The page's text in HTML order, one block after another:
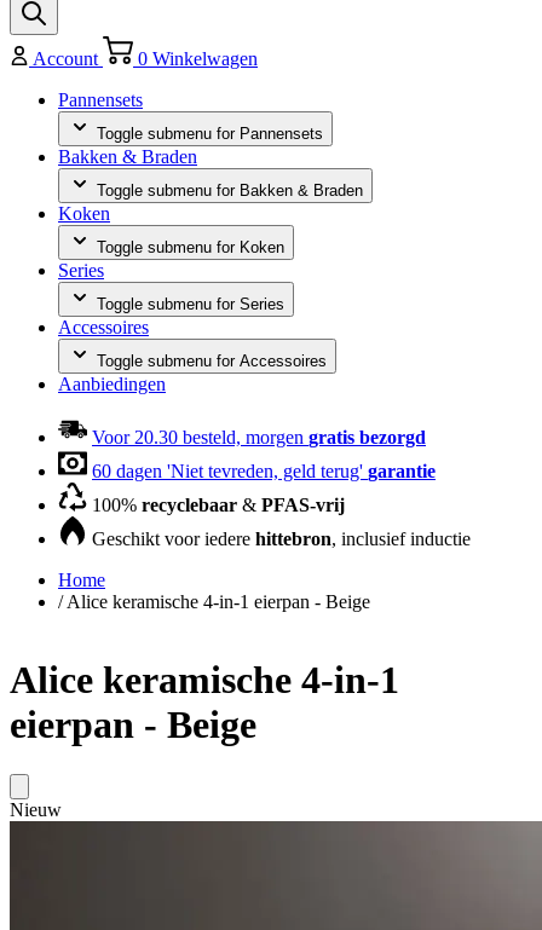
Account 0 Winkelwagen
Pannensets
Toggle submenu for Pannensets
Bakken & Braden
Toggle submenu for Bakken & Braden
Koken
Toggle submenu for Koken
Series
Toggle submenu for Series
Accessoires
Toggle submenu for Accessoires
Aanbiedingen
Voor 20.30 besteld, morgen gratis bezorgd
60 dagen 'Niet tevreden, geld terug' garantie
100% recyclebaar & PFAS-vrij
Geschikt voor iedere hittebron, inclusief inductie
Home
/ Alice keramische 4-in-1 eierpan - Beige
Alice keramische 4-in-1
eierpan - Beige
Nieuw